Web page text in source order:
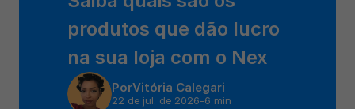
produtos que dão lucro
na sua loja com o Nex
PorVitória Calegari
22 de jul. de 2026-6 min